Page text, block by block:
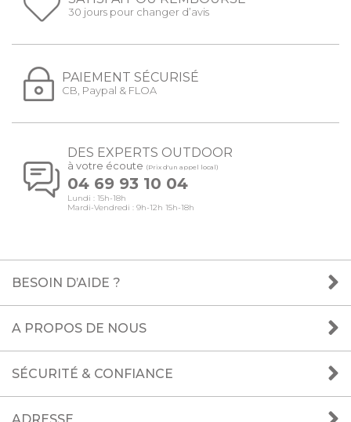
30 jours pour changer d’avis
PAIEMENT SÉCURISÉ
CB, Paypal & FLOA
DES EXPERTS OUTDOOR
à votre écoute (Prix d'un appel local)
04 69 93 10 04
Lundi : 15h-18h
Mardi-Vendredi : 9h-12h 15h-18h
BESOIN D’AIDE ?
A PROPOS DE NOUS
SÉCURITÉ & CONFIANCE